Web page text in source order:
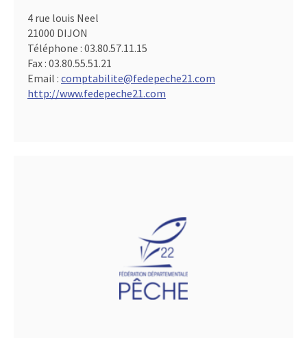
4 rue louis Neel
21000 DIJON
Téléphone : 03.80.57.11.15
Fax : 03.80.55.51.21
Email : comptabilite@fedepeche21.com
http://www.fedepeche21.com